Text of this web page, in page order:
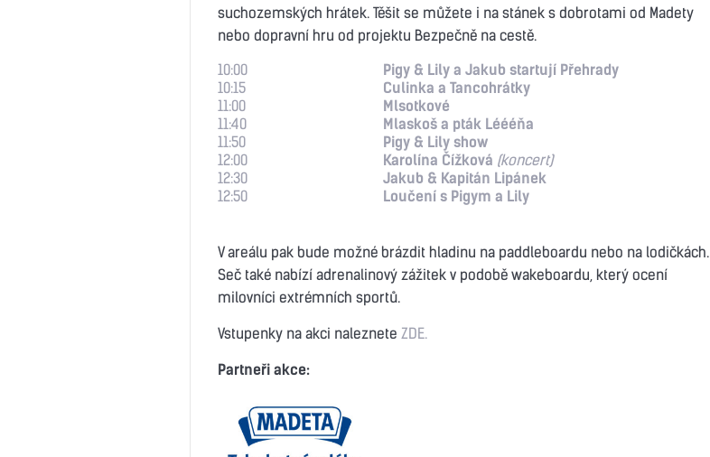
suchozemských hrátek. Těšit se můžete i na stánek s dobrotami od Madety
nebo dopravní hru od projektu Bezpečně na cestě.
10:00
Pigy & Lily a Jakub startují Přehrady
10:15
Culinka a Tancohrátky
11:00
Mlsotkové
11:40
Mlaskoš a pták Léééňa
11:50
Pigy & Lily show
12:00
Karolína Čížková (koncert)
12:30
Jakub & Kapitán Lipánek
12:50
Loučení s Pigym a Lily
V areálu pak bude možné brázdit hladinu na paddleboardu nebo na lodičkách.
Seč také nabízí adrenalinový zážitek v podobě wakeboardu, který ocení
milovníci extrémních sportů.
Vstupenky na akci naleznete ZDE.
Partneři akce: